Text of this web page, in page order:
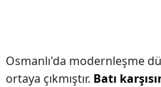
Osmanlı'da modernleşme
ortaya çıkmıştır. Batı